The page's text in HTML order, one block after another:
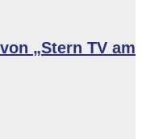
„Stern TV am